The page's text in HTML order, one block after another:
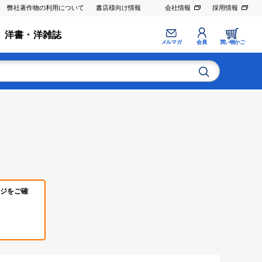
弊社著作物の利用について 書店様向け情報 会社情報 採用情報
洋書・洋雑誌
メルマガ 会員 買い物かご
をご確